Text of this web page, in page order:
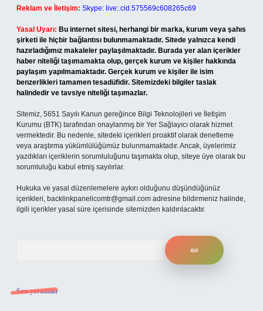
Reklam ve İletişim: Skype: live:.cid.575569c608265c69
Yasal Uyarı: Bu internet sitesi, herhangi bir marka, kurum veya şahıs
şirketi ile hiçbir bağlantısı bulunmamaktadır. Sitede yalnızca kendi
hazırladığımız makaleler paylaşılmaktadır. Burada yer alan içerikler
haber niteliği taşımamakta olup, gerçek kurum ve kişiler hakkında
paylaşım yapılmamaktadır. Gerçek kurum ve kişiler ile isim
benzerlikleri tamamen tesadüfidir. Sitemizdeki bilgiler taslak
halindedir ve tavsiye niteliği taşımazlar.
Sitemiz, 5651 Sayılı Kanun gereğince Bilgi Teknolojileri ve İletişim
Kurumu (BTK) tarafından onaylanmış bir Yer Sağlayıcı olarak hizmet
vermektedir. Bu nedenle, sitedeki içerikleri proaktif olarak denetleme
veya araştırma yükümlülüğümüz bulunmamaktadır. Ancak, üyelerimiz
yazdıkları içeriklerin sorumluluğunu taşımakta olup, siteye üye olarak bu
sorumluluğu kabul etmiş sayılırlar.
Hukuka ve yasal düzenlemelere aykırı olduğunu düşündüğünüz
içerikleri, backlinkpanelicomtr@gmail.com adresine bildirmeniz halinde,
ilgili içerikler yasal süre içerisinde sitemizden kaldırılacaktır.
Son yorumlar